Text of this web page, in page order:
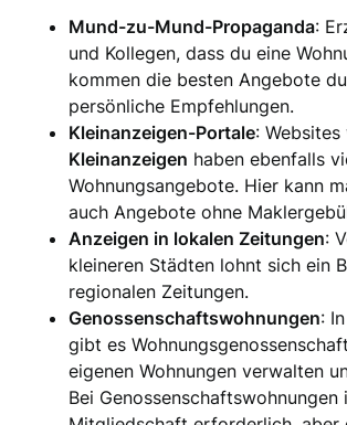
Mund-zu-Mund-Propaganda:
und Kollegen, dass du eine
kommen die besten Angebote
persönliche Empfehlungen.
Kleinanzeigen-Portale:
Kleinanzeigen haben ebenfalls
Wohnungsangebote. Hier kann
auch Angebote ohne
Anzeigen in lokalen Zeitungen:
kleineren Städten lohnt sich ein
regionalen Zeitungen.
Genossenschaftswohnungen:
gibt es
eigenen Wohnungen verwalten
Bei